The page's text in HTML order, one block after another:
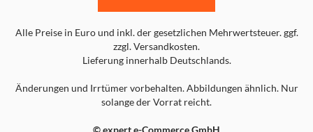
Alle Preise in Euro und inkl. der gesetzlichen Mehrwertsteuer. ggf.
zzgl. Versandkosten.
Lieferung innerhalb Deutschlands.
Änderungen und Irrtümer vorbehalten. Abbildungen ähnlich. Nur
solange der Vorrat reicht.
© expert e-Commerce GmbH